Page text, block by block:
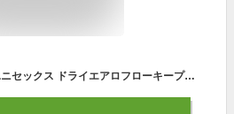
◆◆ ＜ミズノ＞ MIZUNO ユニセックス ドライエアロフローキープライトゲームシャツ＆ゲームパンツ 上下セット テニス バドミントン 62JA2000-62JB2000